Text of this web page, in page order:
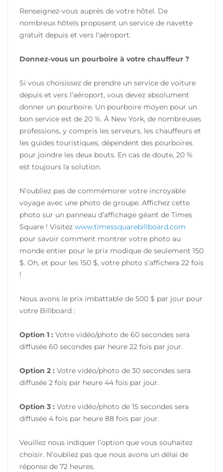
Renseignez-vous auprès de votre hôtel. De
nombreux hôtels proposent un service de navette
gratuit depuis et vers l’aéroport.
Donnez-vous un pourboire à votre chauffeur ?
Si vous choisissez de prendre un service de voiture
depuis et vers l’aéroport, vous devez absolument
donner un pourboire. Un pourboire moyen pour un
bon service est de 20 %. À New York, de nombreuses
professions, y compris les serveurs, les chauffeurs et
les guides touristiques, dépendent des pourboires
pour joindre les deux bouts. En cas de doute, 20 %
est toujours la solution.
N’oubliez pas de commémorer votre incroyable
voyage avec une photo de groupe. Affichez cette
photo sur un panneau d’affichage géant de Times
Square ! Visitez www.timessquarebillboard.com
pour savoir comment montrer votre photo au
monde entier pour le prix modique de seulement 150
$. Oh, et pour les 150 $, votre photo s’affichera 22 fois
!
Nous avons le prix imbattable de 500 $ par jour pour
votre Billboard :
Option 1 : Votre vidéo/photo de 60 secondes sera
diffusée 60 secondes par heure 22 fois par jour.
Option 2 : Votre vidéo/photo de 30 secondes sera
diffusée 2 fois par heure 44 fois par jour.
Option 3 : Votre vidéo/photo de 15 secondes sera
diffusée 4 fois par heure 88 fois par jour.
Veuillez nous indiquer l’option que vous souhaitez
choisir. N’oubliez pas que nous avons un délai de
réponse de 72 heures.